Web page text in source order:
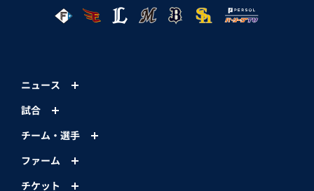
ニュース
試合
チーム・選手
ファーム
チケット